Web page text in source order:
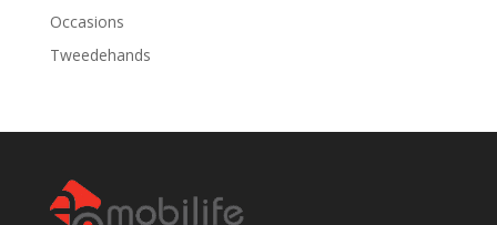
Occasions
Tweedehands